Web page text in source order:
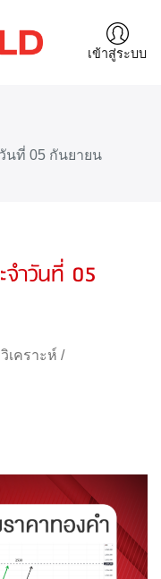
เข้าสู่ระบบ
นที่ 05 กันยายน
จำวันที่ 05
เคราะห์ /